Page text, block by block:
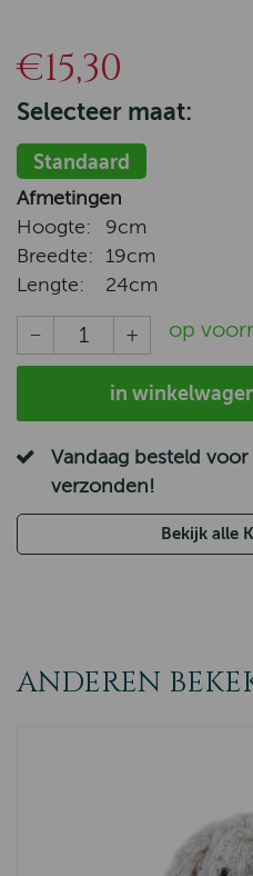
€15,30
Selecteer maat:
Standaard
Afmetingen
Hoogte:
9cm
Breedte:
19cm
Lengte:
24cm
op
in
Vandaag besteld voor
verzonden!
Bekijk alle
ANDEREN